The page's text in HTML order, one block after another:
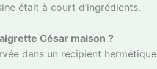
était à court d’ingrédients.
César maison ?
dans un récipient